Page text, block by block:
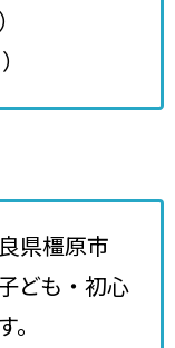
県橿原市
ども・初心